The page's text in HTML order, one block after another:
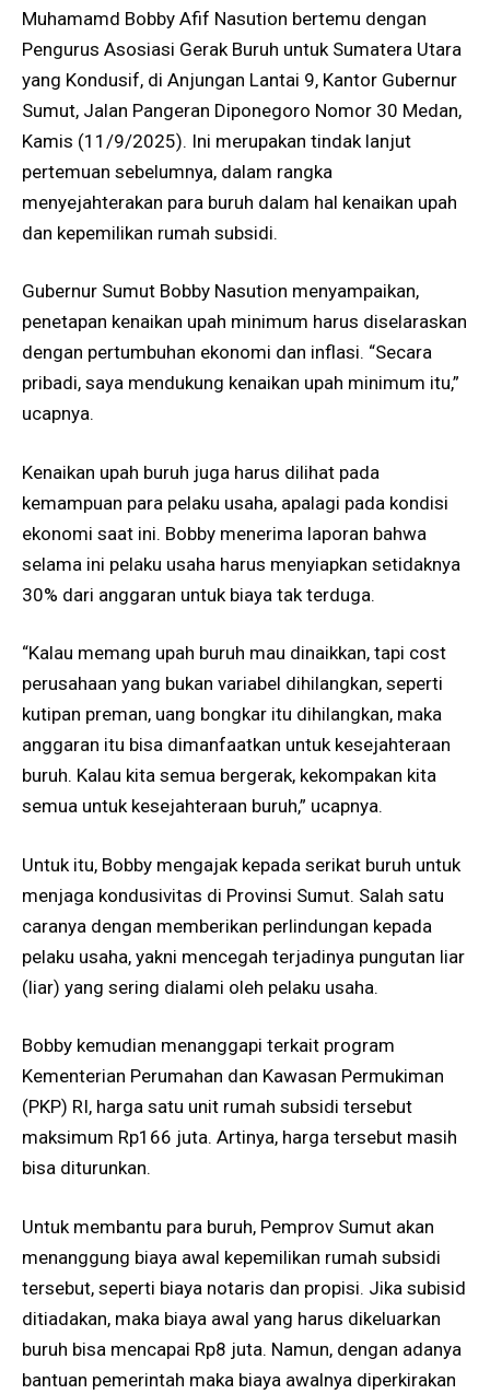
Muhamamd Bobby Afif Nasution bertemu dengan
Pengurus Asosiasi Gerak Buruh untuk Sumatera Utara
yang Kondusif, di Anjungan Lantai 9, Kantor Gubernur
Sumut, Jalan Pangeran Diponegoro Nomor 30 Medan,
Kamis (11/9/2025). Ini merupakan tindak lanjut
pertemuan sebelumnya, dalam rangka
menyejahterakan para buruh dalam hal kenaikan upah
dan kepemilikan rumah subsidi.
Gubernur Sumut Bobby Nasution menyampaikan,
penetapan kenaikan upah minimum harus diselaraskan
dengan pertumbuhan ekonomi dan inflasi. “Secara
pribadi, saya mendukung kenaikan upah minimum itu,”
ucapnya.
Kenaikan upah buruh juga harus dilihat pada
kemampuan para pelaku usaha, apalagi pada kondisi
ekonomi saat ini. Bobby menerima laporan bahwa
selama ini pelaku usaha harus menyiapkan setidaknya
30% dari anggaran untuk biaya tak terduga.
“Kalau memang upah buruh mau dinaikkan, tapi cost
perusahaan yang bukan variabel dihilangkan, seperti
kutipan preman, uang bongkar itu dihilangkan, maka
anggaran itu bisa dimanfaatkan untuk kesejahteraan
buruh. Kalau kita semua bergerak, kekompakan kita
semua untuk kesejahteraan buruh,” ucapnya.
Untuk itu, Bobby mengajak kepada serikat buruh untuk
menjaga kondusivitas di Provinsi Sumut. Salah satu
caranya dengan memberikan perlindungan kepada
pelaku usaha, yakni mencegah terjadinya pungutan liar
(liar) yang sering dialami oleh pelaku usaha.
Bobby kemudian menanggapi terkait program
Kementerian Perumahan dan Kawasan Permukiman
(PKP) RI, harga satu unit rumah subsidi tersebut
maksimum Rp166 juta. Artinya, harga tersebut masih
bisa diturunkan.
Untuk membantu para buruh, Pemprov Sumut akan
menanggung biaya awal kepemilikan rumah subsidi
tersebut, seperti biaya notaris dan propisi. Jika subisid
ditiadakan, maka biaya awal yang harus dikeluarkan
buruh bisa mencapai Rp8 juta. Namun, dengan adanya
bantuan pemerintah maka biaya awalnya diperkirakan